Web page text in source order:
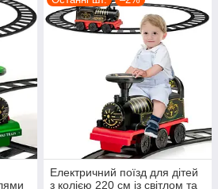
Електричний поїзд для дітей
з колією 220 см із світлом та